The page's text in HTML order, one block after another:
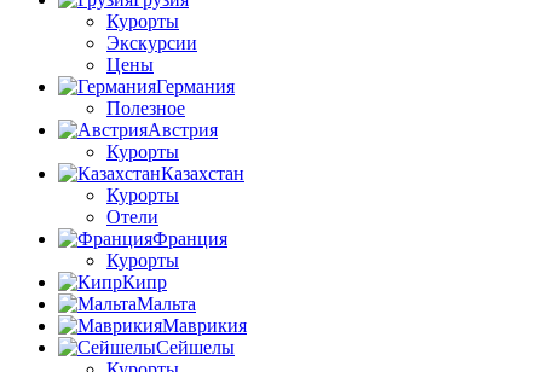
Курорты
Экскурсии
Цены
Германия
Полезное
Австрия
Курорты
Казахстан
Курорты
Отели
Франция
Курорты
Кипр
Мальта
Маврикия
Сейшелы